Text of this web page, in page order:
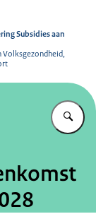
Subsidies aan
Volksgezondheid,